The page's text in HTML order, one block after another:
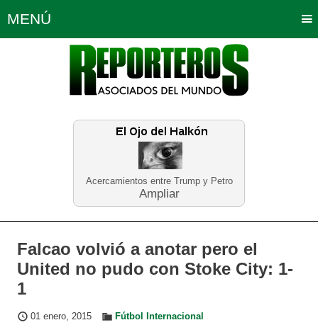
Acercamientos entre Trump y Petro
Ampliar
MENÚ
Política Opinión Bogotá
Planeta Tierra Deportes
Educación Neira
Falcao volvió a anotar pero el
United no pudo con Stoke City: 1-
1
01 enero, 2015 Fútbol Internacional